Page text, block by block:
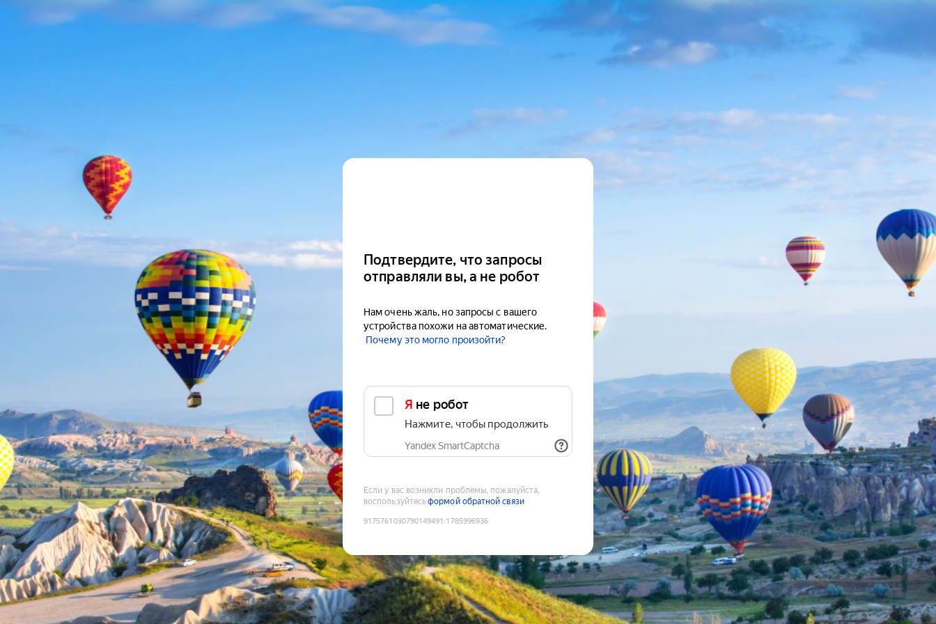
Подтвердите, что запросы
отправляли вы, а не робот
Нам очень жаль, но запросы с вашего
устройства похожи на автоматические.
Почему это могло произойти?
Я не робот
Нажмите, чтобы продолжить
Yandex SmartCaptcha
Если у вас возникли проблемы, пожалуйста,
воспользуйтесьформой обратной связи
9175761030790149491 :1785996936